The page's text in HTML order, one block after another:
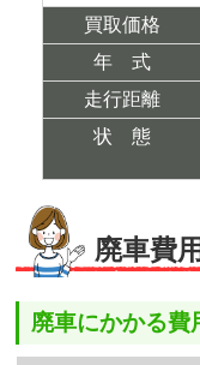
買取価格
年 式
走行距離
状 態
廃車費
廃車にかかる費